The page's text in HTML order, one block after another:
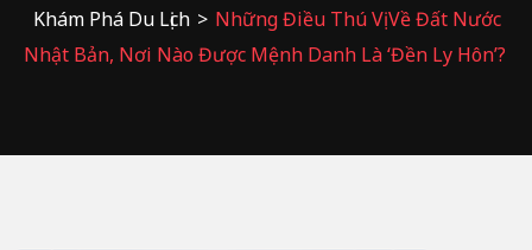
Khám Phá Du Lịch > Những Điều Thú Vị Về Đất Nước
Nhật Bản, Nơi Nào Được Mệnh Danh Là ‘đền Ly Hôn’?